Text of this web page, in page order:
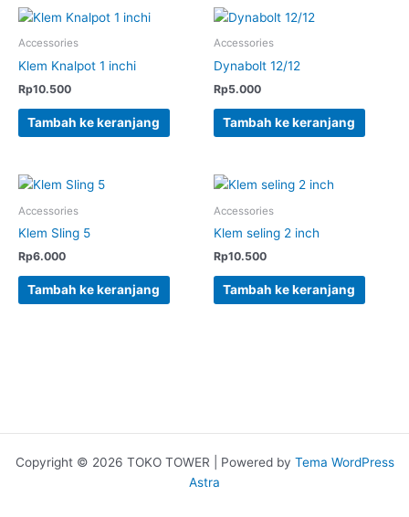
Accessories
Klem Knalpot 1 inchi
Rp10.500
Tambah ke keranjang
Accessories
Dynabolt 12/12
Rp5.000
Tambah ke keranjang
Accessories
Klem Sling 5
Rp6.000
Tambah ke keranjang
Accessories
Klem seling 2 inch
Rp10.500
Tambah ke keranjang
Copyright © 2026 TOKO TOWER | Powered by Tema WordPress
Astra